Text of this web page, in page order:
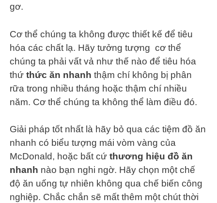
gơ.
Cơ thể chúng ta không được thiết kế để tiêu
hóa các chất lạ. Hãy tưởng tượng cơ thể
chúng ta phải vất vả như thế nào để tiêu hóa
thứ thức ăn nhanh thậm chí không bị phân
rữa trong nhiều tháng hoặc thậm chí nhiều
năm. Cơ thể chúng ta không thể làm điều đó.
Giải pháp tốt nhất là hãy bỏ qua các tiệm đồ ăn
nhanh có biểu tượng mái vòm vàng của
McDonald, hoặc bất cứ thương hiệu đồ ăn
nhanh nào bạn nghi ngờ. Hãy chọn một chế
độ ăn uống tự nhiên không qua chế biến công
nghiệp. Chắc chắn sẽ mất thêm một chút thời